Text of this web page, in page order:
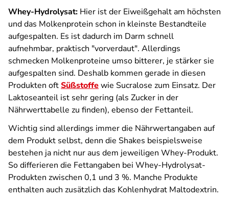
Whey-Hydrolysat: Hier ist der Eiweißgehalt am höchsten
und das Molkenprotein schon in kleinste Bestandteile
aufgespalten. Es ist dadurch im Darm schnell
aufnehmbar, praktisch "vorverdaut". Allerdings
schmecken Molkenproteine umso bitterer, je stärker sie
aufgespalten sind. Deshalb kommen gerade in diesen
Produkten oftSüßstoffewie Sucralose zum Einsatz. Der
Laktoseanteil ist sehr gering (als Zucker in der
Nährwerttabelle zu finden), ebenso der Fettanteil.
Wichtig sind allerdings immer die Nährwertangaben auf
dem Produkt selbst, denn die Shakes beispielsweise
bestehen ja nicht nur aus dem jeweiligen Whey-Produkt.
So differieren die Fettangaben bei Whey-Hydrolysat-
Produkten zwischen 0,1 und 3 %. Manche Produkte
enthalten auch zusätzlich das Kohlenhydrat Maltodextrin.